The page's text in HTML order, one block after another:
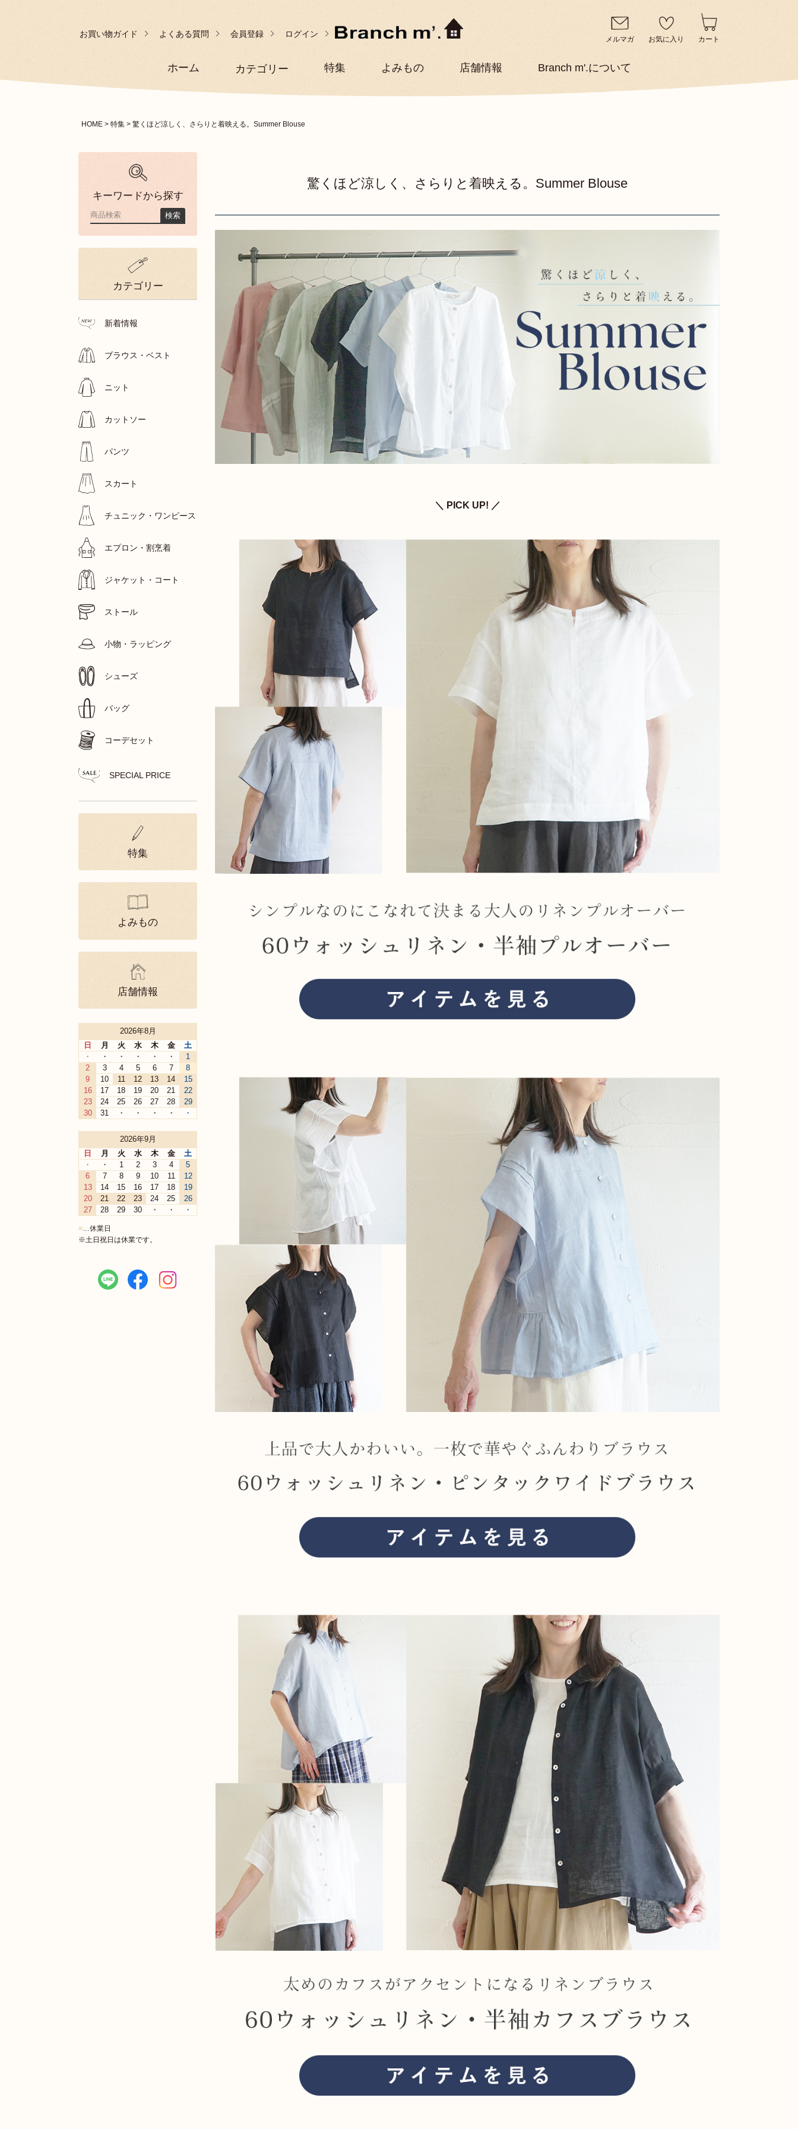
メルマガ お気に入り カート
お買い物ガイド よくある質問 会員登録 ログイン
ホーム カテゴリー 特集 よみもの 店舗情報 Branch m'.について
HOME 特集 驚くほど涼しく、さらりと着映える。Summer Blouse
驚くほど涼しく、さらりと着映える。Summer Blouse
＼ PICK UP! ／
キーワードから探す
検索
カテゴリー
新着情報
ブラウス・ベスト
ニット
カットソー
パンツ
スカート
チュニック・ワンピース
エプロン・割烹着
ジャケット・コート
ストール
小物・ラッピング
シューズ
バッグ
コーデセット
SPECIAL PRICE
特集
よみもの
店舗情報
2026年8月
日
月 火 水 木 金
土
・
・ ・ ・ ・ ・
1
2
3 4 5 6 7
8
9
10 11 12 13 14
15
16
17 18 19 20 21
22
23
24 25 26 27 28
29
30
31 ・ ・ ・ ・ ・
2026年9月
日
月 火 水 木 金
土
・
・ 1 2 3 4
5
6
7 8 9 10 11
12
13
14 15 16 17 18
19
20
21 22 23 24 25
26
27
28 29 30 ・ ・ ・
■ …休業日
※土日祝日は休業です。